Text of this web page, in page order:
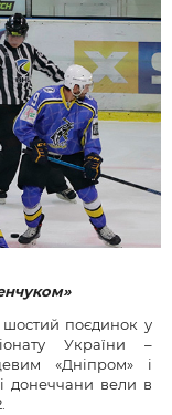
шостий поєдинок у
України –
«Дніпром» і
донеччани вели в